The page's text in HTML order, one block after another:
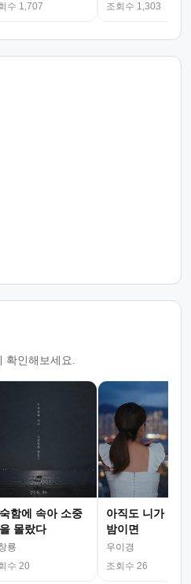
수 1,707
조회수 1,303
인해보세요.
함에 속아 소중
몰랐다
룡
수 20
아직도 니가 그
밤이면
우이경
조회수 26